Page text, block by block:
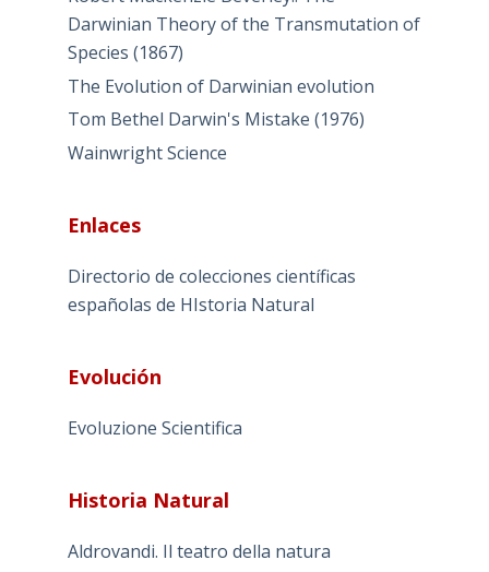
Darwinian Theory of the Transmutation of
Species (1867)
The Evolution of Darwinian evolution
Tom Bethel Darwin's Mistake (1976)
Wainwright Science
Enlaces
Directorio de colecciones científicas
españolas de HIstoria Natural
Evolución
Evoluzione Scientifica
Historia Natural
Aldrovandi. Il teatro della natura